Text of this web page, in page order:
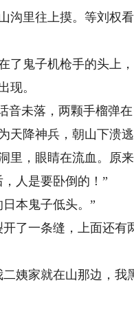
里往上摸。等刘权
鬼子机枪手的头上
现。
未落，两颗手榴弹在
降神兵，朝山下溃逃
，眼睛在流血。原来
人是要卧倒的！”
本鬼子低头。”
一条缝，上面还有
家就在山那边，我